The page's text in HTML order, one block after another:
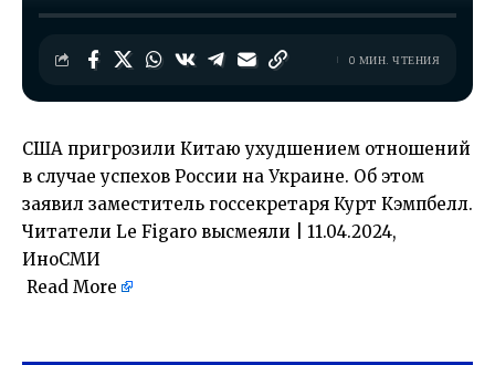
0 МИН. ЧТЕНИЯ
США пригрозили Китаю ухудшением отношений
в случае успехов России на Украине. Об этом
заявил заместитель госсекретаря Курт Кэмпбелл.
Читатели Le Figaro высмеяли | 11.04.2024,
ИноСМИ
Read More